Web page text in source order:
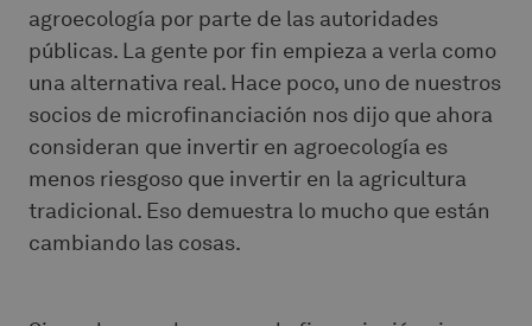
agroecología por parte de las autoridades
públicas. La gente por fin empieza a verla como
una alternativa real. Hace poco, uno de nuestros
socios de microfinanciación nos dijo que ahora
consideran que invertir en agroecología es
menos riesgoso que invertir en la agricultura
tradicional. Eso demuestra lo mucho que están
cambiando las cosas.